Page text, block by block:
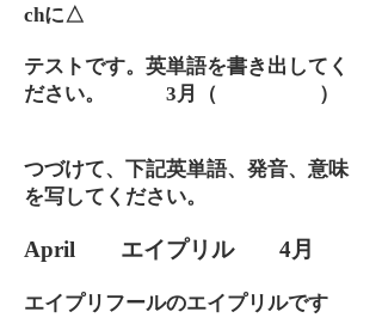
chに△
テストです。英単語を書き出してく
ださい。 3月（ ）
つづけて、下記英単語、発音、意味
を写してください。
April エイプリル 4月
エイプリフールのエイプリルです